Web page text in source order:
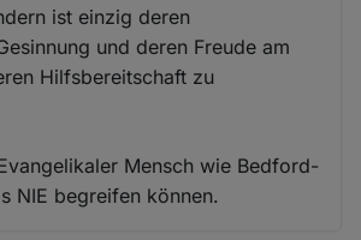
ist einzig deren
und deren Freude am
Hilfsbereitschaft zu
Mensch wie Bedford-
NIE begreifen können.